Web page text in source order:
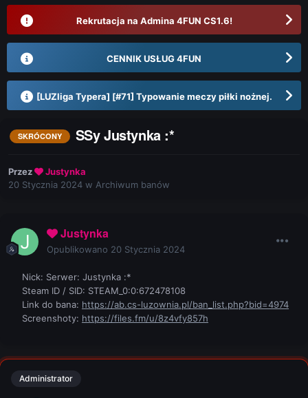
Rekrutacja na Admina 4FUN CS1.6!
CENNIK USŁUG 4FUN
[LUZliga Typera] [#71] Typowanie meczy piłki nożnej.
SKRÓCONY SSy Justynka :*
Przez
Justynka
20 Stycznia 2024 w Archiwum banów
Justynka
Opublikowano 20 Stycznia 2024
Nick: Serwer: Justynka :*
Steam ID / SID: STEAM_0:0:672478108
Link do bana: https://ab.cs-luzownia.pl/ban_list.php?bid=4974
Screenshoty: https://files.fm/u/8z4vfy857h
Administrator